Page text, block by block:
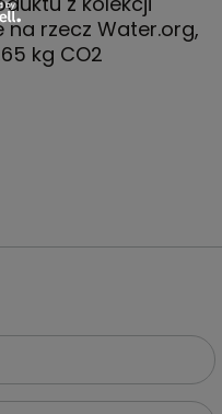
rzecz Water.org,
kg CO2